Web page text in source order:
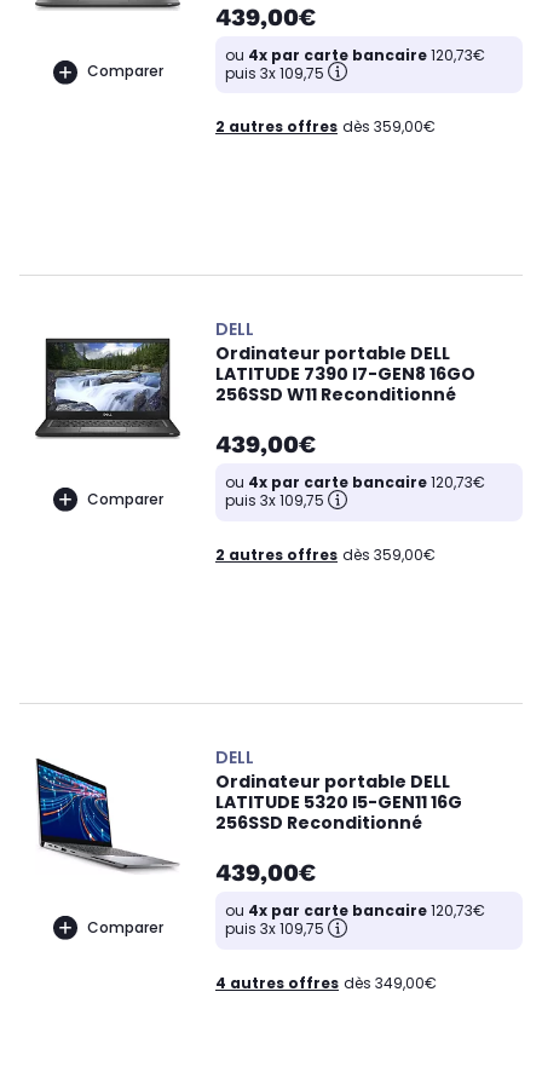
Comparer
439,00€
ou 4x par carte bancaire120,73€
puis 3x 109,75
2 autres offres dès 359,00€
Comparer
DELL
Ordinateur portable DELL
LATITUDE 7390 I7-GEN8 16GO
256SSD W11 Reconditionné
439,00€
ou 4x par carte bancaire120,73€
puis 3x 109,75
2 autres offres dès 359,00€
Comparer
DELL
Ordinateur portable DELL
LATITUDE 5320 I5-GEN11 16G
256SSD Reconditionné
439,00€
ou 4x par carte bancaire120,73€
puis 3x 109,75
4 autres offres dès 349,00€